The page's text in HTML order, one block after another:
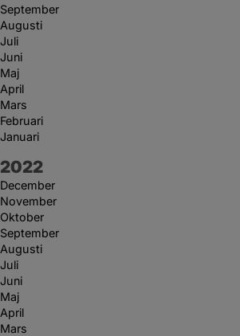
September
Augusti
Juli
Juni
Maj
April
Mars
Februari
Januari
År:
2022
December
November
Oktober
September
Augusti
Juli
Juni
Maj
April
Mars